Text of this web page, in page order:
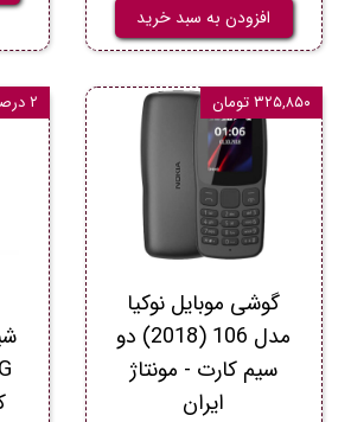
افزودن به سبد خرید
گوشی موبايل نوکيا
مدل 106 (2018) دو
سیم‌ کارت - مونتاژ
ایران
۳۲۵,۸۵۰ تومان ۲ درصد